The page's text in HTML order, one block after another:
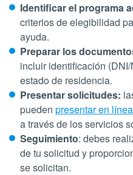
Identificar el programa
criterios de elegibilidad
ayuda.
Preparar los
incluir identificación
estado de residencia.
Presentar solicitudes:
pueden presentar en línea
a través de los servicios
Seguimiento: debes
de tu solicitud y
se solicitan.